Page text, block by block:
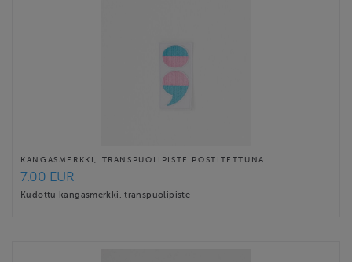
KANGASMERKKI, TRANSPUOLIPISTE POSTITETTUNA
7.00 EUR
Kudottu kangasmerkki, transpuolipiste